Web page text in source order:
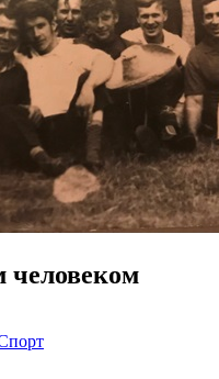
человеком